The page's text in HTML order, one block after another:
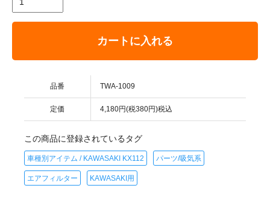
カートに入れる
品番 TWA-1009
定価 4,180円(税380円)税込
この商品に登録されているタグ
車種別アイテム / KAWASAKI KX112 パーツ/吸気系
エアフィルター KAWASAKI用